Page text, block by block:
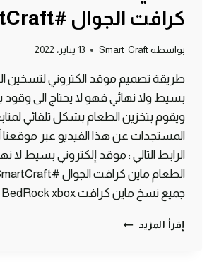
كرافت الجوال #SmartCraft
بواسطة Smart_Craft 13 يناير، 2022
طريقة تصميم موقد الكتروني لتسخين
بسيط ولا نهائي فهو لا يحتاج الى
ويقوم بتخزين الطعام بشكل تلقائي
المستجدات عن هذا الفيديو عبر
الرابط التالي : موقد إلكتروني بسيط لا
جميع نسخ ماين كرافت BedRock xbox ,…
إقرأ المزيد موقد